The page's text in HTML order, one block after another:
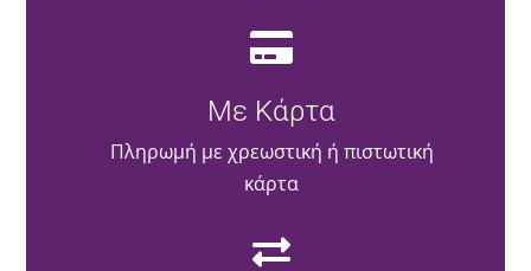
Με Κάρτα
Πληρωμή με χρεωστική ή πιστωτική
κάρτα